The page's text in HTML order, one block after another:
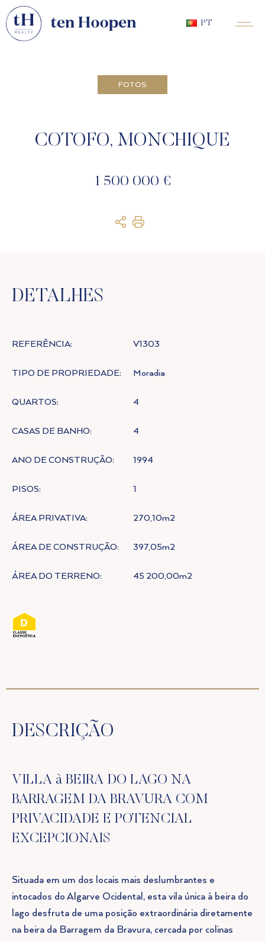
PT
FOTOS
COTOFO, MONCHIQUE
1 500 000 €
DETALHES
REFERÊNCIA: V1303
TIPO DE PROPRIEDADE: Moradia
QUARTOS: 4
CASAS DE BANHO: 4
ANO DE CONSTRUÇÃO: 1994
PISOS: 1
ÁREA PRIVATIVA: 270,10m2
ÁREA DE CONSTRUÇÃO: 397,05m2
ÁREA DO TERRENO: 45 200,00m2
DESCRIÇÃO
VILLA à BEIRA DO LAGO NA
BARRAGEM DA BRAVURA COM
PRIVACIDADE E POTENCIAL
EXCEPCIONAIS
Situada em um dos locais mais deslumbrantes e
intocados do Algarve Ocidental, esta vila única à beira do
lago desfruta de uma posição extraordinária diretamente
na beira da Barragem da Bravura, cercada por colinas